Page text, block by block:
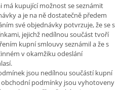
kupující možnost se seznámit
a je na ně dostatečně předem
své objednávky potvrzuje, že se s
jejichž nedílnou součást tvoří
kupní smlouvy seznámil a že s
v okamžiku odeslání
jsou nedílnou součástí kupní
podmínky jsou vyhotoveny